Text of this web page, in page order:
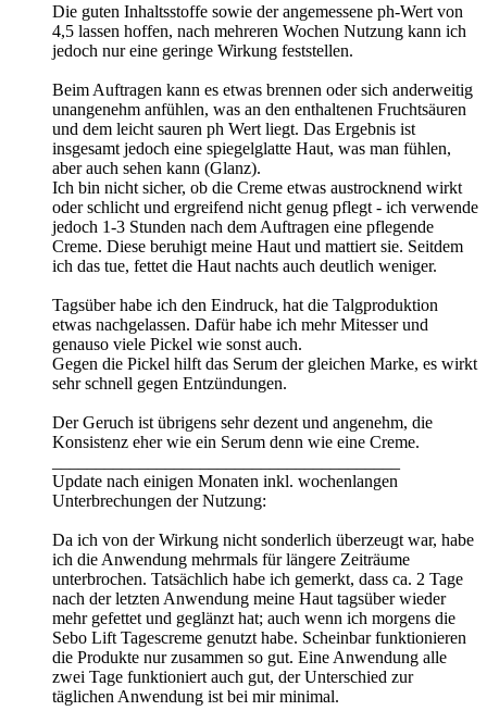
Die guten Inhaltsstoffe sowie der angemessene ph-Wert von
4,5 lassen hoffen, nach mehreren Wochen Nutzung kann ich
jedoch nur eine geringe Wirkung feststellen.
Beim Auftragen kann es etwas brennen oder sich anderweitig
unangenehm anfühlen, was an den enthaltenen Fruchtsäuren
und dem leicht sauren ph Wert liegt. Das Ergebnis ist
insgesamt jedoch eine spiegelglatte Haut, was man fühlen,
aber auch sehen kann (Glanz).
Ich bin nicht sicher, ob die Creme etwas austrocknend wirkt
oder schlicht und ergreifend nicht genug pflegt - ich verwende
jedoch 1-3 Stunden nach dem Auftragen eine pflegende
Creme. Diese beruhigt meine Haut und mattiert sie. Seitdem
ich das tue, fettet die Haut nachts auch deutlich weniger.
Tagsüber habe ich den Eindruck, hat die Talgproduktion
etwas nachgelassen. Dafür habe ich mehr Mitesser und
genauso viele Pickel wie sonst auch.
Gegen die Pickel hilft das Serum der gleichen Marke, es wirkt
sehr schnell gegen Entzündungen.
Der Geruch ist übrigens sehr dezent und angenehm, die
Konsistenz eher wie ein Serum denn wie eine Creme.
Update nach einigen Monaten inkl. wochenlangen
Unterbrechungen der Nutzung:
Da ich von der Wirkung nicht sonderlich überzeugt war, habe
ich die Anwendung mehrmals für längere Zeiträume
unterbrochen. Tatsächlich habe ich gemerkt, dass ca. 2 Tage
nach der letzten Anwendung meine Haut tagsüber wieder
mehr gefettet und geglänzt hat; auch wenn ich morgens die
Sebo Lift Tagescreme genutzt habe. Scheinbar funktionieren
die Produkte nur zusammen so gut. Eine Anwendung alle
zwei Tage funktioniert auch gut, der Unterschied zur
täglichen Anwendung ist bei mir minimal.